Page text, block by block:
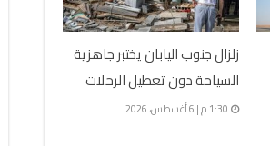
زلزال جنوب اليابان يختبر جاهزية
السياحة دون تعطيل الرحلات
1:30 م | 6 أغسطس، 2026